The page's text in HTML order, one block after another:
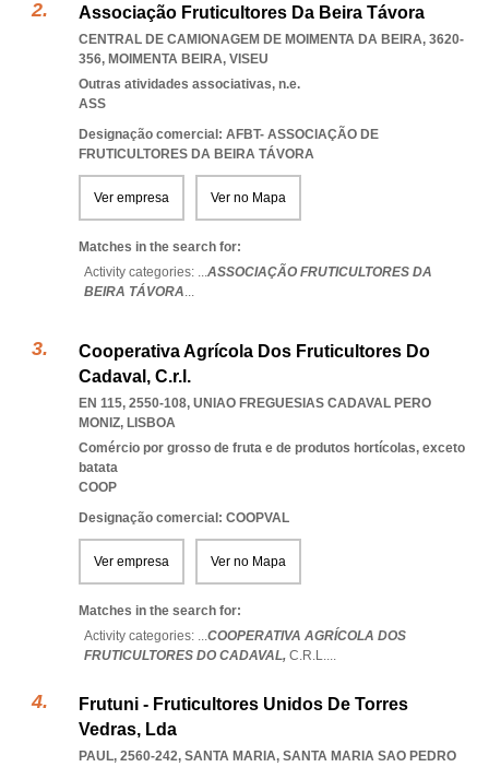
Associação Fruticultores Da Beira Távora
CENTRAL DE CAMIONAGEM DE MOIMENTA DA BEIRA, 3620-
356, MOIMENTA BEIRA, VISEU
Outras atividades associativas, n.e.
ASS
Designação comercial: AFBT- ASSOCIAÇÃO DE
FRUTICULTORES DA BEIRA TÁVORA
Ver empresa Ver no Mapa
Matches in the search for:
Activity categories: ...ASSOCIAÇÃO FRUTICULTORES DA
BEIRA TÁVORA...
Cooperativa Agrícola Dos Fruticultores Do
Cadaval, C.r.l.
EN 115, 2550-108, UNIAO FREGUESIAS CADAVAL PERO
MONIZ, LISBOA
Comércio por grosso de fruta e de produtos hortícolas, exceto
batata
COOP
Designação comercial: COOPVAL
Ver empresa Ver no Mapa
Matches in the search for:
Activity categories: ...COOPERATIVA AGRÍCOLA DOS
FRUTICULTORES DO CADAVAL, C.R.L....
Frutuni - Fruticultores Unidos De Torres
Vedras, Lda
PAUL, 2560-242, SANTA MARIA, SANTA MARIA SAO PEDRO